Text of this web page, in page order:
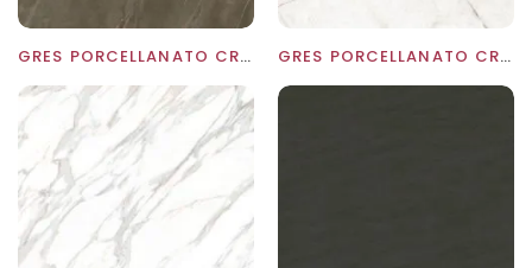
GRES PORCELLANATO CROTONE PULPIS ASCALE GRES PORCELLANATO CRYSTAL LUX WHITE ASCALE